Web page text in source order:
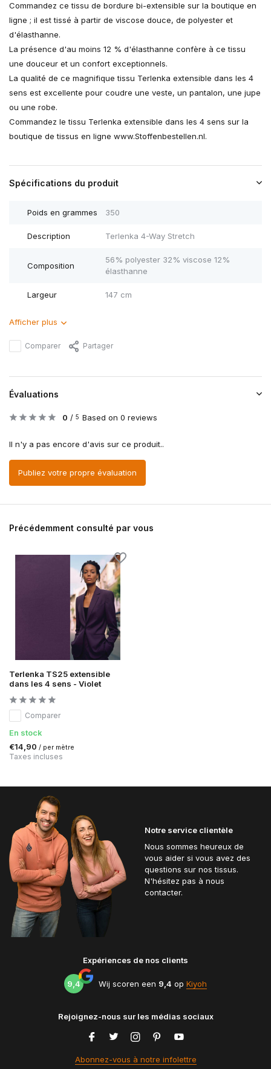
Commandez ce tissu de bordure bi-extensible sur la boutique en
ligne ; il est tissé à partir de viscose douce, de polyester et
d'élasthanne.
La présence d'au moins 12 % d'élasthanne confère à ce tissu
une douceur et un confort exceptionnels.
La qualité de ce magnifique tissu Terlenka extensible dans les 4
sens est excellente pour coudre une veste, un pantalon, une jupe
ou une robe.
Commandez le tissu Terlenka extensible dans les 4 sens sur la
boutique de tissus en ligne www.Stoffenbestellen.nl.
Spécifications du produit
Poids en grammes 350
Description Terlenka 4-Way Stretch
Composition
56% polyester 32% viscose 12%
élasthanne
Largeur 147 cm
Afficher plus
Comparer Partager
Évaluations
0 / 5 Based on 0 reviews
Il n'y a pas encore d'avis sur ce produit..
Publiez votre propre évaluation
Précédemment consulté par vous
Terlenka TS25 extensible
dans les 4 sens - Violet
Comparer
En stock
€14,90 / per mètre
Taxes incluses
Notre service clientèle
Nous sommes heureux de
vous aider si vous avez des
questions sur nos tissus.
N'hésitez pas à nous
contacter.
Expériences de nos clients
9,4 Wij scoren een 9,4 op Kiyoh
Rejoignez-nous sur les médias sociaux
Abonnez-vous à notre infolettre